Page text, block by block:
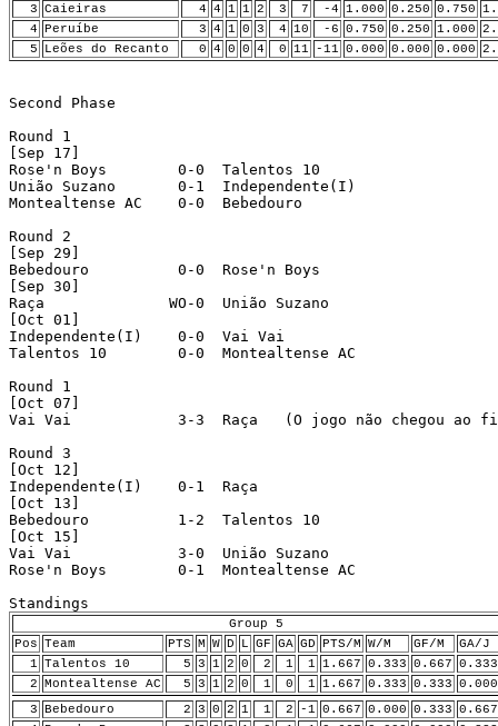
3 Caieiras 4 4 1 1 2 3 7 -4 1.000 0.250 0.750
4 Peruíbe 3 4 1 0 3 4 10 -6 0.750 0.250 1.000
5
Leões do Recanto 0 4 0 0 4 0 11 -11 0.000 0.000 0.000
Second Phase
Round 1
[Sep 17]
Rose'n Boys        0-0  Talentos 10
União Suzano       0-1  Independente(I)
Montealtense AC    0-0  Bebedouro
Round 2
[Sep 29]
Bebedouro          0-0  Rose'n Boys
[Sep 30]
Raça              WO-0  União Suzano
[Oct 01]
Independente(I)    0-0  Vai Vai
Talentos 10        0-0  Montealtense AC
Round 1
[Oct 07]
Vai Vai            3-3  Raça   (O jogo não chegou ao
Round 3
[Oct 12]
Independente(I)    0-1  Raça
[Oct 13]
Bebedouro          1-2  Talentos 10
[Oct 15]
Vai Vai            3-0  União Suzano
Rose'n Boys        0-1  Montealtense AC
Group 5
Pos Team PTS M W D L GF GA GD PTS/M W/M GF/M
GA/J
1 Talentos 10 5 3 1 2 0 2 1 1 1.667 0.333 0.667 0.333
2 Montealtense AC 5 3 1 2 0 1 0 1 1.667 0.333 0.333 0.000
3 Bebedouro 2 3 0 2 1 1 2 -1 0.667 0.000 0.333 0.667